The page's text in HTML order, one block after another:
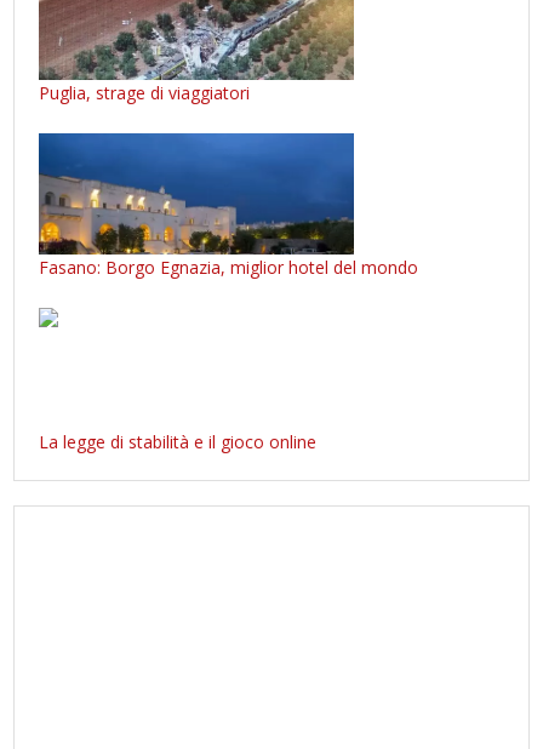
Puglia, strage di viaggiatori
Fasano: Borgo Egnazia, miglior hotel del mondo
La legge di stabilità e il gioco online